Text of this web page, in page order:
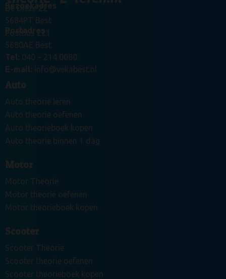
Bezoekadres
De Dieze 22
5684PT Best
Postadres
Postbus 221
5680AE Best
Tel: 040 – 214 0080
E-mail: info@vekabest.nl
Auto
Auto theorie leren
Auto theorie oefenen
Auto theorieboek kopen
Auto theorie binnen 1 dag
Motor
Motor Theorie
Motor theorie oefenen
Motor theorieboek kopen
Scooter
Scooter Theorie
Scooter theorie oefenen
Scooter theorieboek kopen